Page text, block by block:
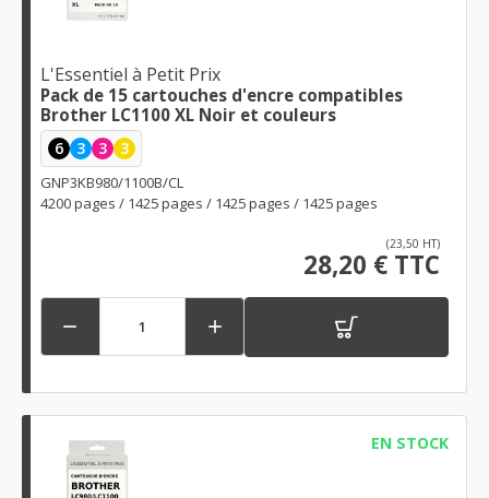
L'Essentiel à Petit Prix
Pack de 15 cartouches d'encre compatibles
Brother LC1100 XL Noir et couleurs
6 3 3 3
GNP3KB980/1100B/CL
4200 pages / 1425 pages / 1425 pages / 1425 pages
(23,50 HT)
28,20 € TTC
 
EN STOCK